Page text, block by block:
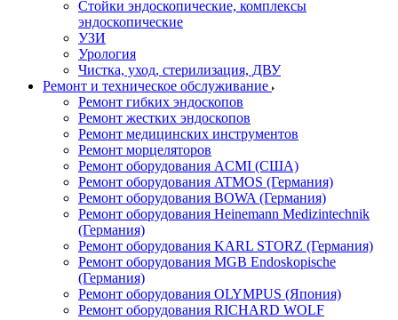
Стойки эндоскопические, комплексы
эндоскопические
УЗИ
Урология
Чистка, уход, стерилизация, ДВУ
Ремонт и техническое обслуживание
Ремонт гибких эндоскопов
Ремонт жестких эндоскопов
Ремонт медицинских инструментов
Ремонт морцеляторов
Ремонт оборудования ACMI (США)
Ремонт оборудования ATMOS (Германия)
Ремонт оборудования BOWA (Германия)
Ремонт оборудования Heinemann Medizintechnik
(Германия)
Ремонт оборудования KARL STORZ (Германия)
Ремонт оборудования MGB Endoskopische
(Германия)
Ремонт оборудования OLYMPUS (Япония)
Ремонт оборудования RICHARD WOLF